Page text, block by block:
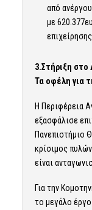
από
με
επιχείρησης.
3.Στήριξη
Τα οφέλη για
Η Περιφέρεια
εξασφάλισε
Πανεπιστήμιο
κρίσιμος
είναι
Για την
το μεγάλο